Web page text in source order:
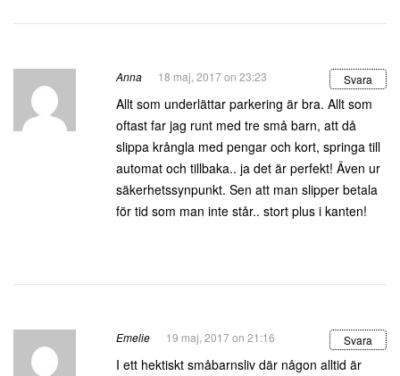
Anna 18 maj, 2017 on 23:23 Svara
Allt som underlättar parkering är bra. Allt som
oftast far jag runt med tre små barn, att då
slippa krångla med pengar och kort, springa till
automat och tillbaka.. ja det är perfekt! Även ur
säkerhetssynpunkt. Sen att man slipper betala
för tid som man inte står.. stort plus i kanten!
Emelie 19 maj, 2017 on 21:16 Svara
I ett hektiskt småbarnsliv där någon alltid är